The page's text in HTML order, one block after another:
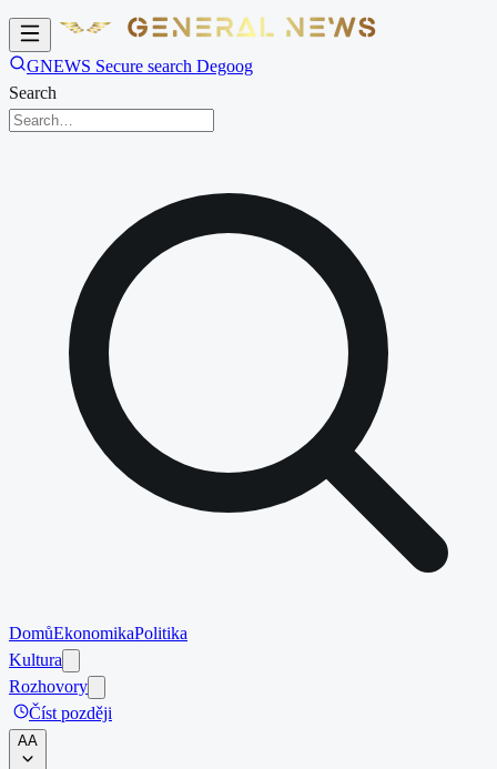
GNEWS Secure search Degoog
Search
DomůEkonomikaPolitika
Kultura
Rozhovory
Číst později
AA